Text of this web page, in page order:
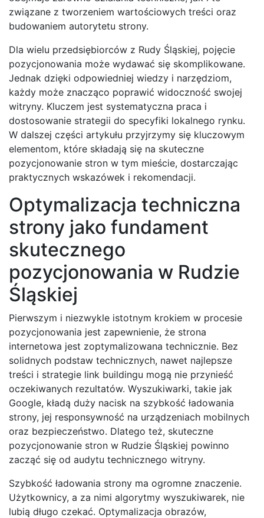
związane z tworzeniem wartościowych treści oraz
budowaniem autorytetu strony.
Dla wielu przedsiębiorców z Rudy Śląskiej, pojęcie
pozycjonowania może wydawać się skomplikowane.
Jednak dzięki odpowiedniej wiedzy i narzędziom,
każdy może znacząco poprawić widoczność swojej
witryny. Kluczem jest systematyczna praca i
dostosowanie strategii do specyfiki lokalnego rynku.
W dalszej części artykułu przyjrzymy się kluczowym
elementom, które składają się na skuteczne
pozycjonowanie stron w tym mieście, dostarczając
praktycznych wskazówek i rekomendacji.
Optymalizacja techniczna
strony jako fundament
skutecznego
pozycjonowania w Rudzie
Śląskiej
Pierwszym i niezwykle istotnym krokiem w procesie
pozycjonowania jest zapewnienie, że strona
internetowa jest zoptymalizowana technicznie. Bez
solidnych podstaw technicznych, nawet najlepsze
treści i strategie link buildingu mogą nie przynieść
oczekiwanych rezultatów. Wyszukiwarki, takie jak
Google, kładą duży nacisk na szybkość ładowania
strony, jej responsywność na urządzeniach mobilnych
oraz bezpieczeństwo. Dlatego też, skuteczne
pozycjonowanie stron w Rudzie Śląskiej powinno
zacząć się od audytu technicznego witryny.
Szybkość ładowania strony ma ogromne znaczenie.
Użytkownicy, a za nimi algorytmy wyszukiwarek, nie
lubią długo czekać. Optymalizacja obrazów,